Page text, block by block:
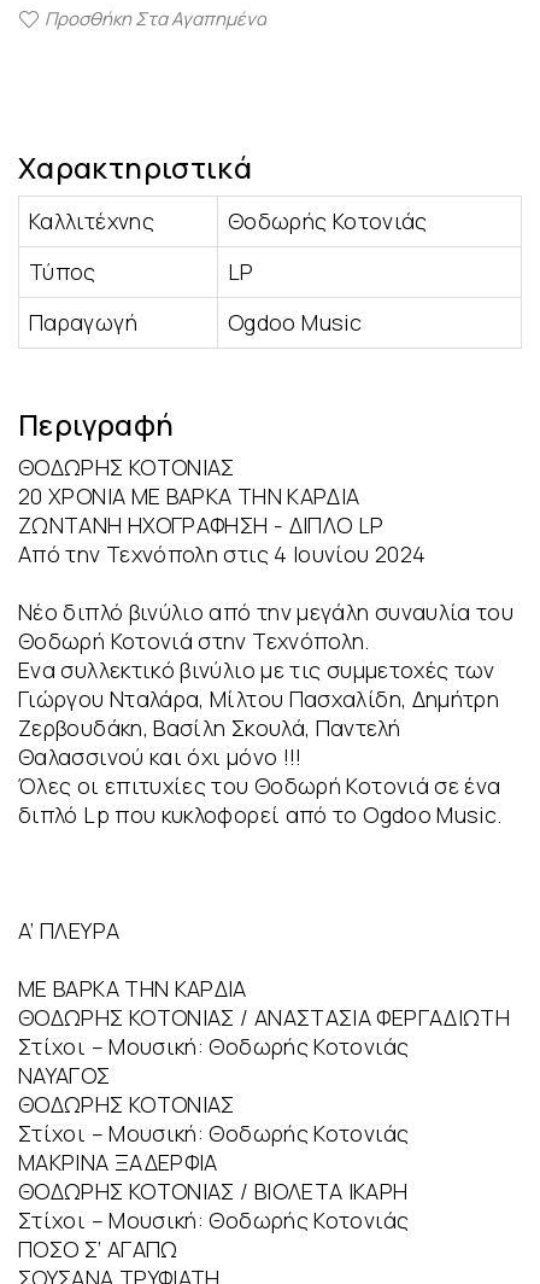
Προσθήκη Στα Αγαπημένα
Χαρακτηριστικά
Καλλιτέχνης
Θοδωρής Κοτονιάς
Τύπος
LP
Παραγωγή
Ogdoo Music
Περιγραφή
ΘΟΔΩΡΗΣ ΚΟΤΟΝΙΑΣ
20 ΧΡΟΝΙΑ ΜΕ ΒΑΡΚΑ ΤΗΝ ΚΑΡΔΙΑ
ΖΩΝΤΑΝΗ ΗΧΟΓΡΑΦΗΣΗ - ΔΙΠΛΟ LP
Από την Τεχνόπολη στις 4 Ιουνίου 2024
Νέο διπλό βινύλιο από την μεγάλη συναυλία του
Θοδωρή Κοτονιά στην Τεχνόπολη.
Ενα συλλεκτικό βινύλιο με τις συμμετοχές των
Γιώργου Νταλάρα, Μίλτου Πασχαλίδη, Δημήτρη
Ζερβουδάκη, Βασίλη Σκουλά, Παντελή
Θαλασσινού και όχι μόνο !!!
Όλες οι επιτυχίες του Θοδωρή Κοτονιά σε ένα
διπλό Lp που κυκλοφορεί από το Ogdoo Music.
A’ ΠΛΕΥΡΑ
ΜΕ ΒΑΡΚΑ ΤΗΝ ΚΑΡΔΙΑ
ΘΟΔΩΡΗΣ ΚΟΤΟΝΙΑΣ / ΑΝΑΣΤΑΣΙΑ ΦΕΡΓΑΔΙΩΤΗ
Στίχοι – Μουσική: Θοδωρής Κοτονιάς
ΝΑΥΑΓΟΣ
ΘΟΔΩΡΗΣ ΚΟΤΟΝΙΑΣ
Στίχοι – Μουσική: Θοδωρής Κοτονιάς
ΜΑΚΡΙΝΑ ΞΑΔΕΡΦΙΑ
ΘΟΔΩΡΗΣ ΚΟΤΟΝΙΑΣ / ΒΙΟΛΕΤΑ ΙΚΑΡΗ
Στίχοι – Μουσική: Θοδωρής Κοτονιάς
ΠΟΣΟ Σ’ ΑΓΑΠΩ